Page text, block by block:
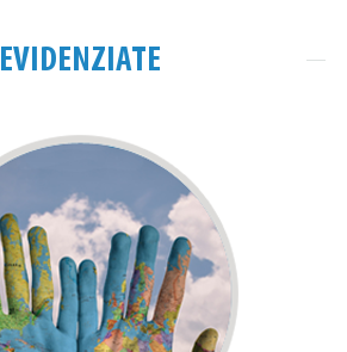
EVIDENZIATE